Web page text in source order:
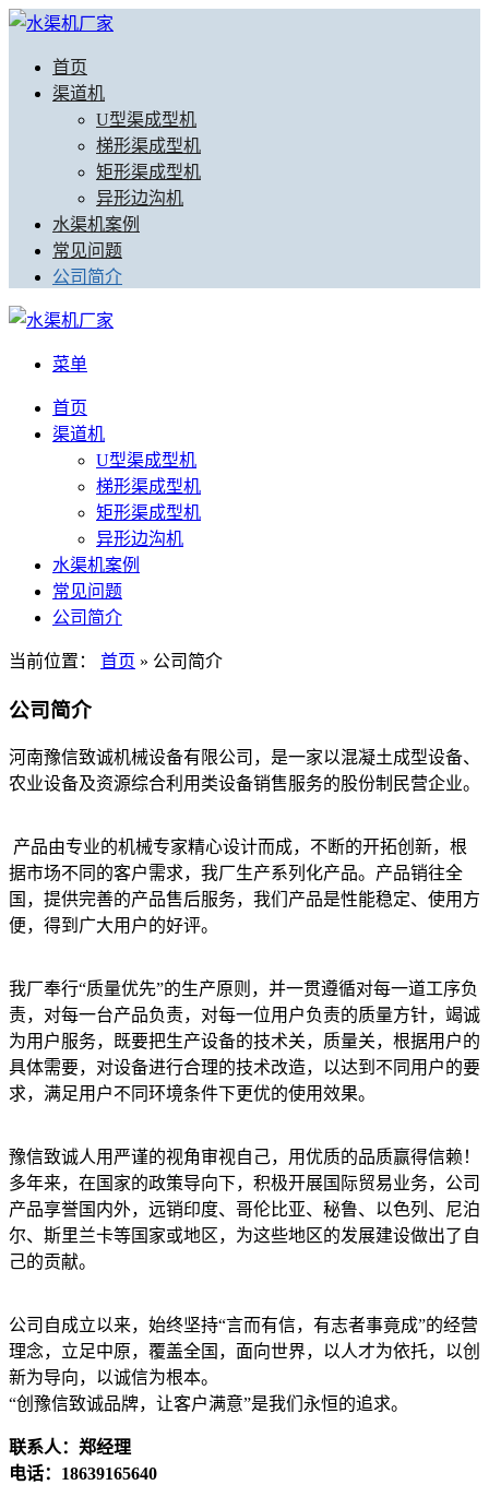
首页
渠道机
U型渠成型机
梯形渠成型机
矩形渠成型机
异形边沟机
水渠机案例
常见问题
公司简介
菜单
首页
渠道机
U型渠成型机
梯形渠成型机
矩形渠成型机
异形边沟机
水渠机案例
常见问题
公司简介
当前位置： 首页 » 公司简介
公司简介
河南豫信致诚机械设备有限公司，是一家以混凝土成型设备、
农业设备及资源综合利用类设备销售服务的股份制民营企业。
产品由专业的机械专家精心设计而成，不断的开拓创新，根
据市场不同的客户需求，我厂生产系列化产品。产品销往全
国，提供完善的产品售后服务，我们产品是性能稳定、使用方
便，得到广大用户的好评。
我厂奉行“质量优先”的生产原则，并一贯遵循对每一道工序负
责，对每一台产品负责，对每一位用户负责的质量方针，竭诚
为用户服务，既要把生产设备的技术关，质量关，根据用户的
具体需要，对设备进行合理的技术改造，以达到不同用户的要
求，满足用户不同环境条件下更优的使用效果。
豫信致诚人用严谨的视角审视自己，用优质的品质赢得信赖！
多年来，在国家的政策导向下，积极开展国际贸易业务，公司
产品享誉国内外，远销印度、哥伦比亚、秘鲁、以色列、尼泊
尔、斯里兰卡等国家或地区，为这些地区的发展建设做出了自
己的贡献。
公司自成立以来，始终坚持“言而有信，有志者事竟成”的经营
理念，立足中原，覆盖全国，面向世界，以人才为依托，以创
新为导向，以诚信为根本。
“创豫信致诚品牌，让客户满意”是我们永恒的追求。
联系人：郑经理
电话：18639165640